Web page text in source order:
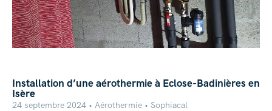
Installation d’une aérothermie à Eclose-Badinières en
Isère
24 septembre 2024 • Aérothermie • Sophiacal